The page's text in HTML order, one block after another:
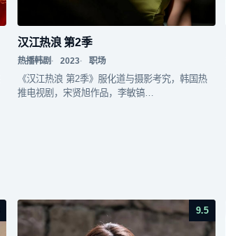
汉江热浪 第2季
热播韩剧 2023 职场
《汉江热浪 第2季》服化道与摄影考究，韩国热
推电视剧，宋贤旭作品，李敏镐…
9.5